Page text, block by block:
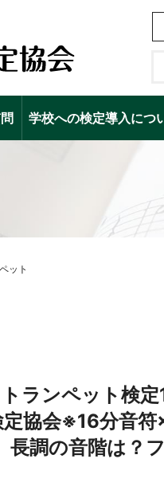
学校への検定導入につ
ット
トランペット検
協会※16分音符
長調の音階は？